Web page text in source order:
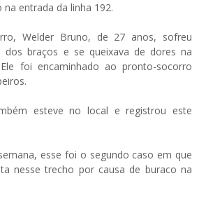
entrada da linha 192.
Welder Bruno, de 27 anos, sofreu
dos braços e se queixava de dores na
foi encaminhado ao pronto-socorro
esteve no local e registrou este
esse foi o segundo caso em que
nesse trecho por causa de buraco na